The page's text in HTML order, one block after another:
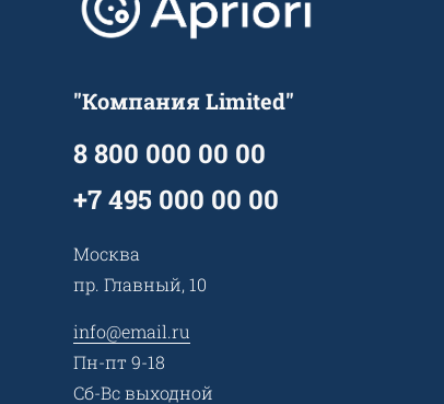
"Компания Limited"
8 800 000 00 00
+7 495 000 00 00
Москва
пр. Главный, 10
info@email.ru
Пн-пт 9-18
Сб-Вс выходной